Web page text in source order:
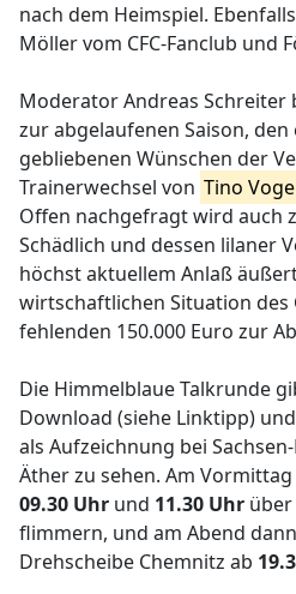
nach dem Heimspiel.
Möller vom CFC-Fanclub und
Moderator Andreas Schreiter
zur abgelaufenen Saison,
gebliebenen Wünschen der
Trainerwechsel von Tino
Offen nachgefragt wird auch
Schädlich und dessen lilaner
höchst aktuellem Anlaß
wirtschaftlichen Situation des
fehlenden 150.000 Euro zur
Die Himmelblaue Talkrunde
Download (siehe Linktipp)
als Aufzeichnung bei
Äther zu sehen. Am
09.30 Uhr und 11.30 Uhr
flimmern, und am Abend
Drehscheibe Chemnitz ab